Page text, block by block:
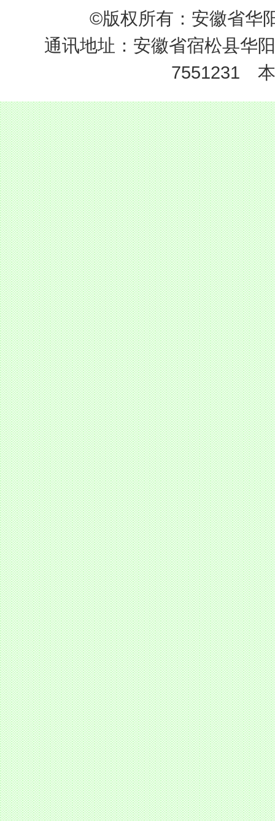
©版权所有：安徽省
通讯地址：安徽省宿松县华
7551231 本